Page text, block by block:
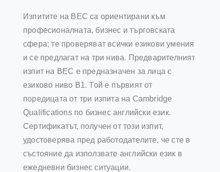
Изпитите на BEC са ориентирани към
професионалната, бизнес и търговската
сфера; те проверяват всички езикови умения
и се предлагат на три нива. Предварителният
изпит на BEC е предназначен за лица с
езиково ниво B1. Той е първият от
поредицата от три изпита на Cambridge
Qualifications по бизнес английски език.
Сертификатът, получен от този изпит,
удостоверява пред работодателите, че сте в
състояние да използвате английски език в
ежедневни бизнес ситуации.